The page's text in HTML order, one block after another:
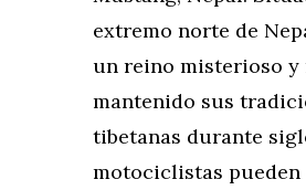
extremo norte de
un reino misterioso y
mantenido sus
tibetanas durante
motociclistas